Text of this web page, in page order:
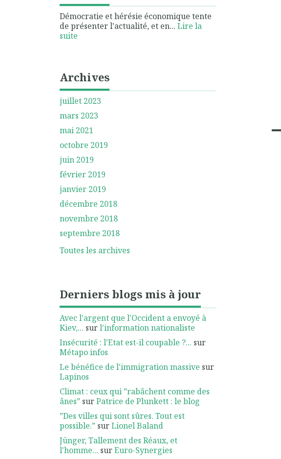
Démocratie et hérésie économique tente
de présenter l'actualité, et en... Lire la
suite
Archives
juillet 2023
mars 2023
mai 2021
octobre 2019
juin 2019
février 2019
janvier 2019
décembre 2018
novembre 2018
septembre 2018
Toutes les archives
Derniers blogs mis à jour
Avec l'argent que l'Occident a envoyé à
Kiev,... surl'information nationaliste
Insécurité : l'Etat est-il coupable ?... sur
Métapo infos
Le bénéfice de l'immigration massive sur
Lapinos
Climat : ceux qui ”rabâchent comme des
ânes” surPatrice de Plunkett : le blog
”Des villes qui sont sûres. Tout est
possible.” surLionel Baland
Jünger, Tallement des Réaux, et
l'homme... surEuro-Synergies